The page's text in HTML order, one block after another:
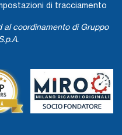
di tracciamento
al coordinamento di Gruppo